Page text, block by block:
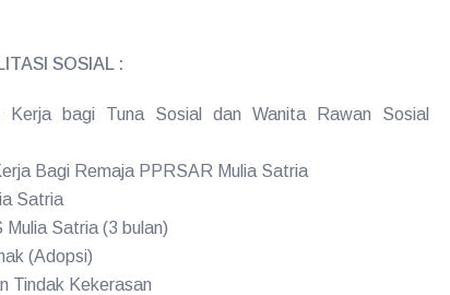
SOSIAL :
Kerja bagi Tuna Sosial dan Wanita Rawan Sosial
Bagi Remaja PPRSAR Mulia Satria
Satria
Mulia Satria (3 bulan)
(Adopsi)
Tindak Kekerasan